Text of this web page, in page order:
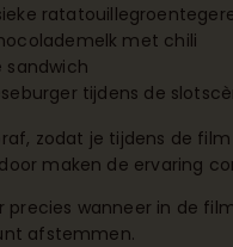
met chili
sandwich
tijdens de
zodat je tijdens de
maken de ervaring
precies wanneer in de
afstemmen.